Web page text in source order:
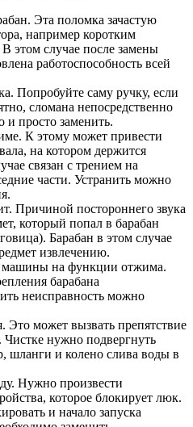
Эта поломка зачастую
например коротким
этом случае после замены
работоспособность всей
Попробуйте саму ручку, если
сломана непосредственно
просто заменить.
К этому может привести
на котором держится
связан с трением на
части. Устранить можно
Причиной постороннего звука
который попал в барабан
Барабан в этом случае
извлечению.
на функции отжима.
барабана
неисправность можно
Это может вызвать препятствие
Чистке нужно подвергнуть
шланги и колено слива воды в
Нужно произвести
которое блокирует люк.
и начало запуска